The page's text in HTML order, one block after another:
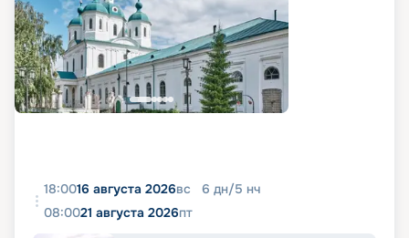
18:0016 августа 2026вс 6 дн/5 нч
08:0021 августа 2026пт